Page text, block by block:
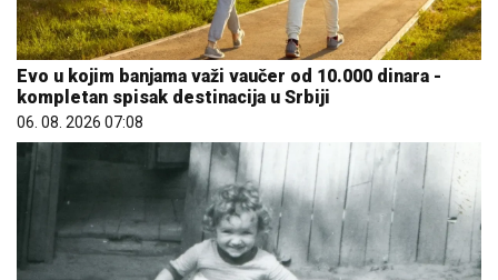
Evo u kojim banjama važi vaučer od 10.000 dinara -
kompletan spisak destinacija u Srbiji
06. 08. 2026 07:08